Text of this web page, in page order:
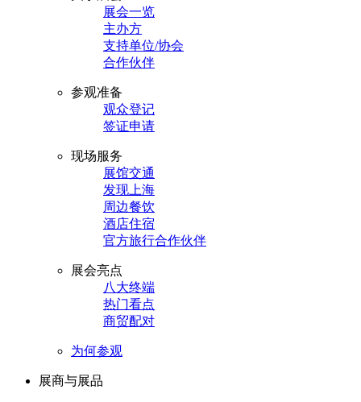
展会一览
主办方
支持单位/协会
合作伙伴
参观准备
观众登记
签证申请
现场服务
展馆交通
发现上海
周边餐饮
酒店住宿
官方旅行合作伙伴
展会亮点
八大终端
热门看点
商贸配对
为何参观
展商与展品